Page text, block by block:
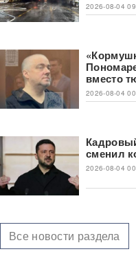
2026-08-04
вместо
2026-08-04
сменил
2026-08-04
Все новости раздела